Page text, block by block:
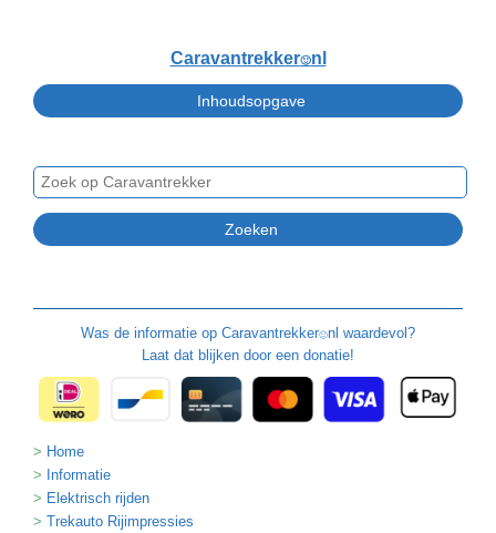
Caravantrekker🙂nl
Was de informatie op Caravantrekker🙂nl waardevol?
Laat dat blijken door een donatie!
Home
Informatie
Elektrisch rijden
Trekauto Rijimpressies